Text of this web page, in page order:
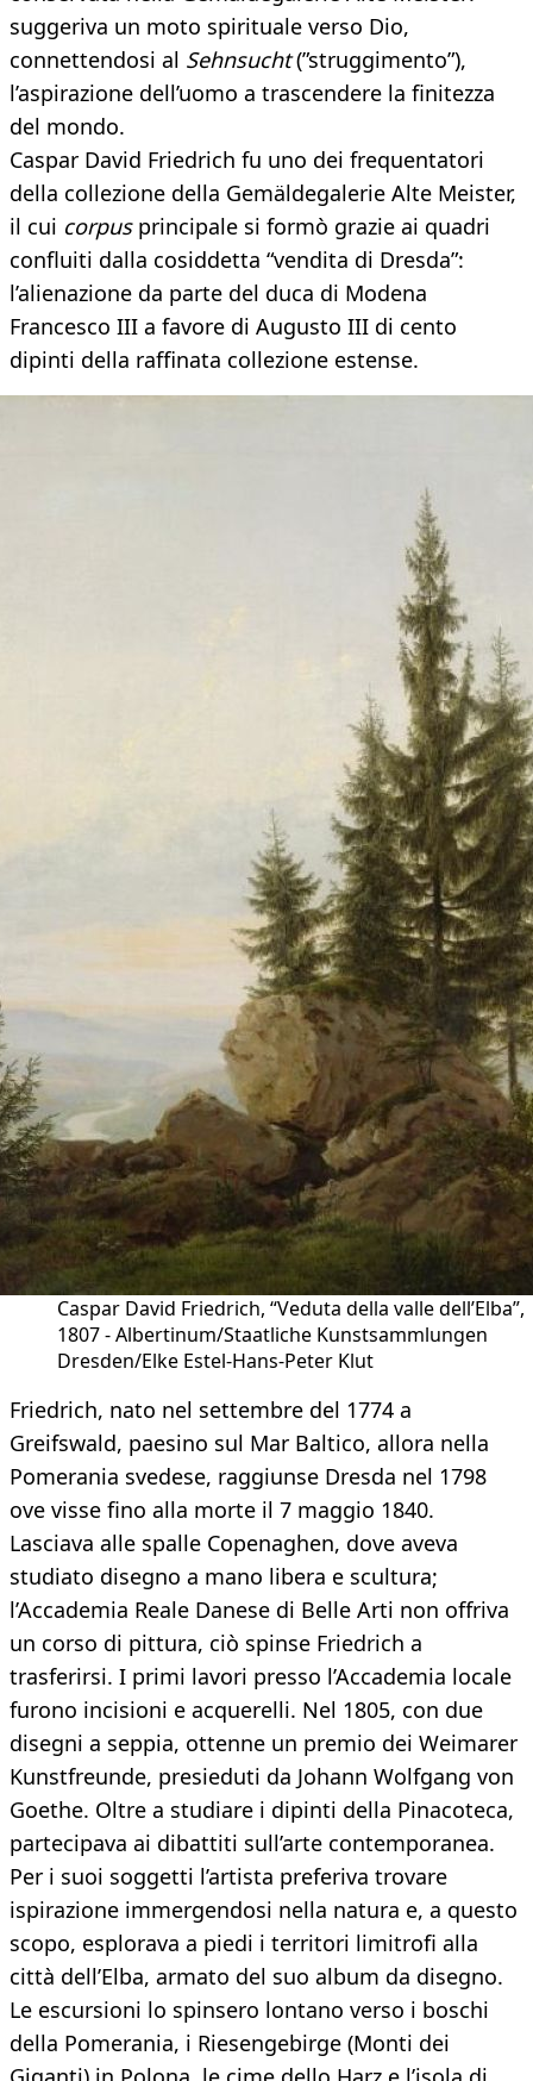
suggeriva un moto spirituale verso Dio,
connettendosi al Sehnsucht(”struggimento”),
l’aspirazione dell’uomo a trascendere la finitezza
del mondo.
Caspar David Friedrich fu uno dei frequentatori
della collezione della Gemäldegalerie Alte Meister,
il cui corpusprincipale si formò grazie ai quadri
confluiti dalla cosiddetta “vendita di Dresda”:
l’alienazione da parte del duca di Modena
Francesco III a favore di Augusto III di cento
dipinti della raffinata collezione estense.
Caspar David Friedrich, “Veduta della valle dell’Elba”,
1807 - Albertinum/Staatliche Kunstsammlungen
Dresden/Elke Estel-Hans-Peter Klut
Friedrich, nato nel settembre del 1774 a
Greifswald, paesino sul Mar Baltico, allora nella
Pomerania svedese, raggiunse Dresda nel 1798
ove visse fino alla morte il 7 maggio 1840.
Lasciava alle spalle Copenaghen, dove aveva
studiato disegno a mano libera e scultura;
l’Accademia Reale Danese di Belle Arti non offriva
un corso di pittura, ciò spinse Friedrich a
trasferirsi. I primi lavori presso l’Accademia locale
furono incisioni e acquerelli. Nel 1805, con due
disegni a seppia, ottenne un premio dei Weimarer
Kunstfreunde, presieduti da Johann Wolfgang von
Goethe. Oltre a studiare i dipinti della Pinacoteca,
partecipava ai dibattiti sull’arte contemporanea.
Per i suoi soggetti l’artista preferiva trovare
ispirazione immergendosi nella natura e, a questo
scopo, esplorava a piedi i territori limitrofi alla
città dell’Elba, armato del suo album da disegno.
Le escursioni lo spinsero lontano verso i boschi
della Pomerania, i Riesengebirge (Monti dei